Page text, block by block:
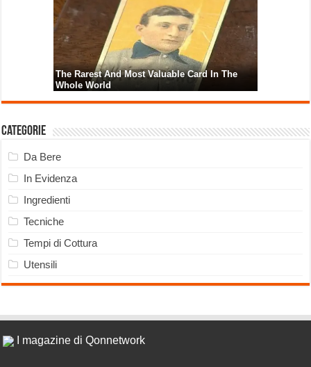
Categorie
Da Bere
In Evidenza
Ingredienti
Tecniche
Tempi di Cottura
Utensili
I magazine di Qonnetwork